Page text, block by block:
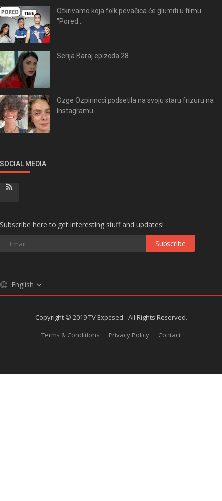
Otkrivamo koja folk pevačica će glumiti u filmu
"Pored...
Serija Baraj epizoda 28
Ozge Ozpirincci podsetila na svoju staru frizuru na
Instagramu......
SOCIAL MEDIA
Subscribe here to get interesting stuff and updates!
Subscribe
English
Copyright © 2019 TV Exposed - All Rights Reserved.
Terms & Conditions
Privacy Policy Contact